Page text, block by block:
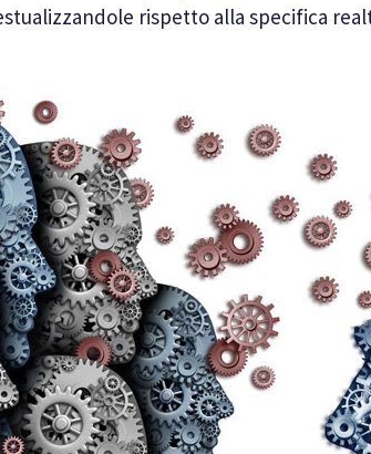
rispetto alla specifica